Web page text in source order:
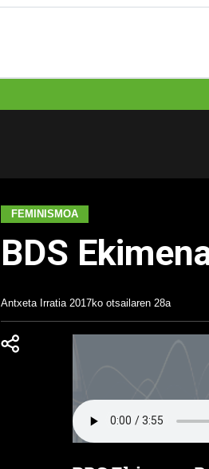
FEMINISMOA
BDS
Antxeta Irratia 2017ko otsailaren 28a